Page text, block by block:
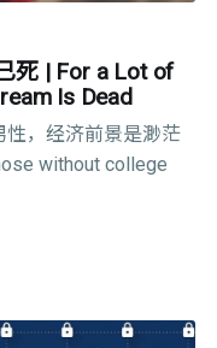
死 | For a Lot of
Is Dead
，经济前景是渺茫
without college